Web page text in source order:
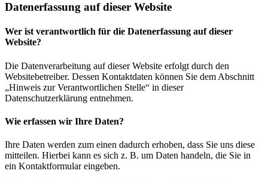
Datenerfassung auf dieser Website
Wer ist verantwortlich für die Datenerfassung auf dieser
Website?
Die Datenverarbeitung auf dieser Website erfolgt durch den
Websitebetreiber. Dessen Kontaktdaten können Sie dem Abschnitt
„Hinweis zur Verantwortlichen Stelle“ in dieser
Datenschutzerklärung entnehmen.
Wie erfassen wir Ihre Daten?
Ihre Daten werden zum einen dadurch erhoben, dass Sie uns diese
mitteilen. Hierbei kann es sich z. B. um Daten handeln, die Sie in
ein Kontaktformular eingeben.